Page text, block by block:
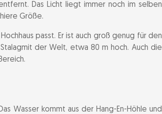
Das Licht liegt immer noch im selben
Größe.
passt. Er ist auch groß genug für den
der Welt, etwa 80 m hoch. Auch die
Wasser kommt aus der Hang-En-Höhle und